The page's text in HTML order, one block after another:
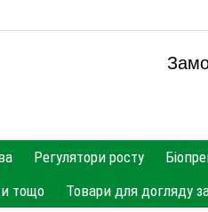
Регулятори росту
тощо Товари для догляду